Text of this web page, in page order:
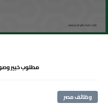
مطلوب خبير
وظائف مصر